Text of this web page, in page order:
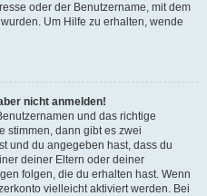
oder der Benutzername, mit dem
Um Hilfe zu erhalten, wende
nicht anmelden!
und das richtige
stimmen, dann gibt es zwei
und du angegeben hast, dass du
deiner Eltern oder deiner
folgen, die du erhalten hast. Wenn
vielleicht aktiviert werden. Bei